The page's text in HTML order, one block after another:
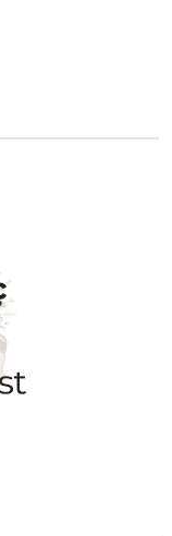
directament
i segueix